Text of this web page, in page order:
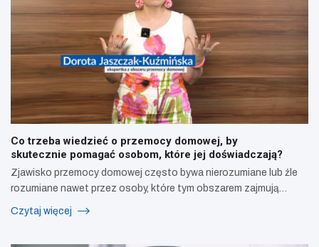
Co trzeba wiedzieć o przemocy domowej, by
skutecznie pomagać osobom, które jej doświadczają?
Zjawisko przemocy domowej często bywa nierozumiane lub źle
rozumiane nawet przez osoby, które tym obszarem zajmują…
Czytaj więcej